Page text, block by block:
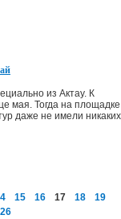
из Актау. К
мая. Тогда на площадке
даже не имели никаких
15 16 17 18
19
26